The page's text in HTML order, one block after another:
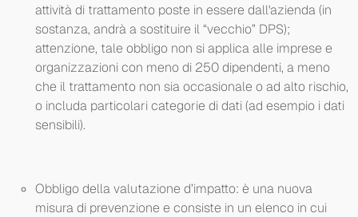
attività di trattamento poste in essere dall'azienda (in
sostanza, andrà a sostituire il “vecchio” DPS);
attenzione, tale obbligo non si applica alle imprese e
organizzazioni con meno di 250 dipendenti, a meno
che il trattamento non sia occasionale o ad alto rischio,
o includa particolari categorie di dati (ad esempio i dati
sensibili).
Obbligo della valutazione d’impatto: è una nuova
misura di prevenzione e consiste in un elenco in cui